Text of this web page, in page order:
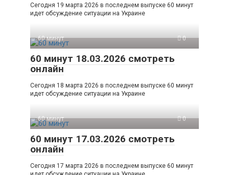
Сегодня 19 марта 2026 в последнем выпуске 60 минут
идет обсуждение ситуации на Украине
60 минут 0
60 минут 18.03.2026 смотреть
онлайн
Сегодня 18 марта 2026 в последнем выпуске 60 минут
идет обсуждение ситуации на Украине
60 минут 0
60 минут 17.03.2026 смотреть
онлайн
Сегодня 17 марта 2026 в последнем выпуске 60 минут